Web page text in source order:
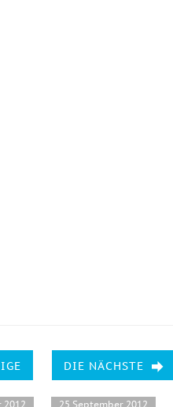
2012
DIE NÄCHSTE
25 September 2012